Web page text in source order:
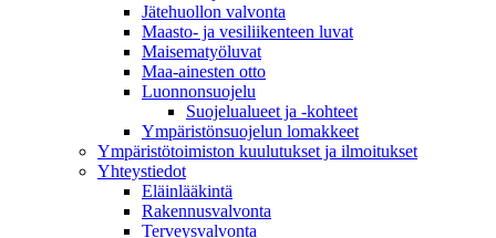
Jätehuollon valvonta
Maasto- ja vesiliikenteen luvat
Maisematyöluvat
Maa-ainesten otto
Luonnonsuojelu
Suojelualueet ja -kohteet
Ympäristönsuojelun lomakkeet
Ympäristötoimiston kuulutukset ja ilmoitukset
Yhteystiedot
Eläinlääkintä
Rakennusvalvonta
Terveysvalvonta